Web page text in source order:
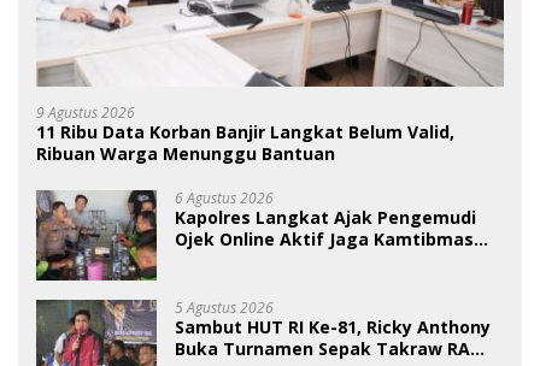
9 Agustus 2026
11 Ribu Data Korban Banjir Langkat Belum Valid,
Ribuan Warga Menunggu Bantuan
6 Agustus 2026
Kapolres Langkat Ajak Pengemudi
Ojek Online Aktif Jaga Kamtibmas
5 Agustus 2026
Sambut HUT RI Ke-81, Ricky Anthony
Buka Turnamen Sepak Takraw RA